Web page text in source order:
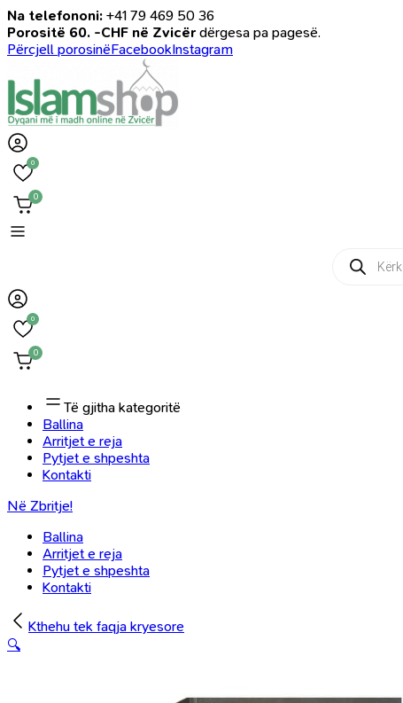
Na telefononi: +41 79 469 50 36
Porositë 60. -CHF në Zvicër dërgesa pa pagesë.
Përcjell porosinëFacebookInstagram
0
0
Products
search
0
0
Të gjitha kategoritë
Ballina
Arritjet e reja
Pytjet e shpeshta
Kontakti
Në Zbritje!
Ballina
Arritjet e reja
Pytjet e shpeshta
Kontakti
Kthehu tek faqja kryesore
🔍